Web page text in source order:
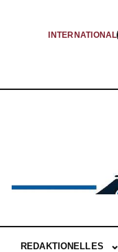
INTERNATIONAL
REDAKTIONELLES